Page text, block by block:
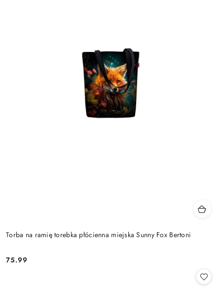
Torba na ramię torebka płócienna miejska Sunny Fox Bertoni
Cena:
75.99